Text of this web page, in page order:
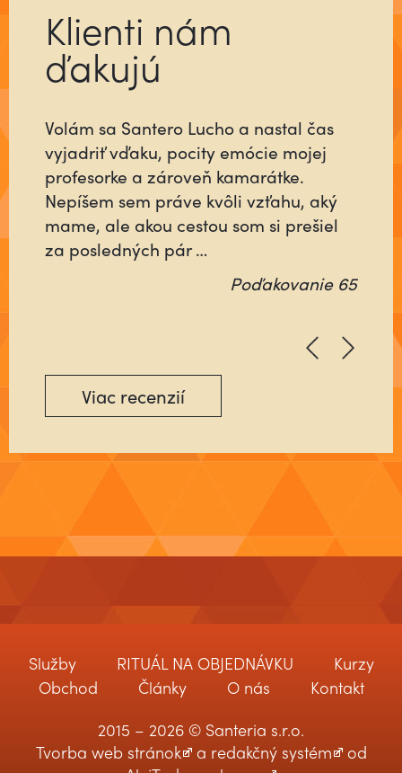
Klienti nám
ďakujú
Volám sa Santero Lucho a nastal čas
vyjadriť vďaku, pocity emócie mojej
profesorke a zároveň kamarátke.
Nepíšem sem práve kvôli vzťahu, aký
mame, ale akou cestou som si prešiel
za posledných pár …
Poďakovanie 65
Už ste niekedy stretli človeka, ktorý sa
pre vás do niečoho vloží tak, ako keby
šlo o jeho najbližších alebo o neho
samého? Ktorý nebude rátať čas, ani
energiu minutú vo váš prospech, ale
pôjde na …
Poďakovanie 64
Viac recenzií
Služby RITUÁL NA OBJEDNÁVKU
Kurzy
Obchod
Články O nás
Kontakt
2015 – 2026 © Santeria s.r.o.
Tvorba web stránok a redakčný systém od